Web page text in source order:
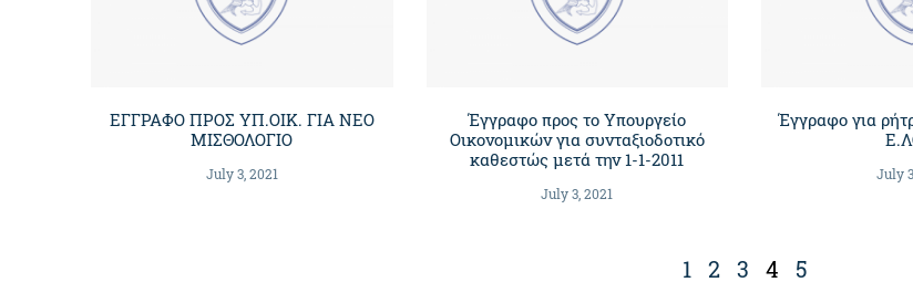
ΕΓΓΡΑΦΟ ΠΡΟΣ ΥΠ.ΟΙΚ. ΓΙΑ ΝΕΟ
ΜΙΣΘΟΛΟΓΙΟ
July 3, 2021
Έγγραφο προς το Υπουργείο
Οικονομικών για συνταξιοδοτικό
καθεστώς μετά την 1-1-2011
July 3, 2021
Έγγραφο για
July
1 2 3 4 5